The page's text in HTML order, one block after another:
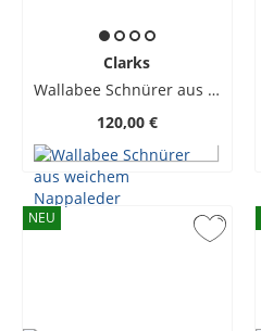
Clarks
Wallabee Schnürer aus weichem Nappaleder
120,00 €
NEU